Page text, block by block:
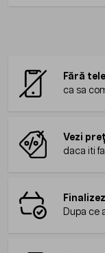
Fără
ca sa
Vezi
daca iti
Dupa ce